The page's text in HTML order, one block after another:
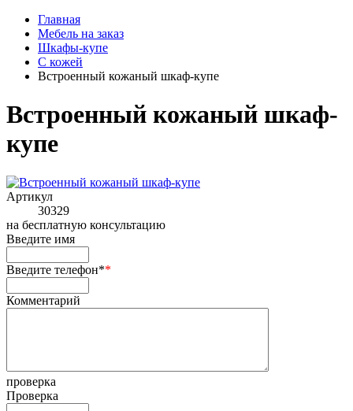
Главная
Мебель на заказ
Шкафы-купе
С кожей
Встроенный кожаный шкаф-купе
Встроенный кожаный шкаф-
купе
Артикул
30329
на бесплатную консультацию
Введите имя
Введите телефон**
Комментарий
проверка
Проверка